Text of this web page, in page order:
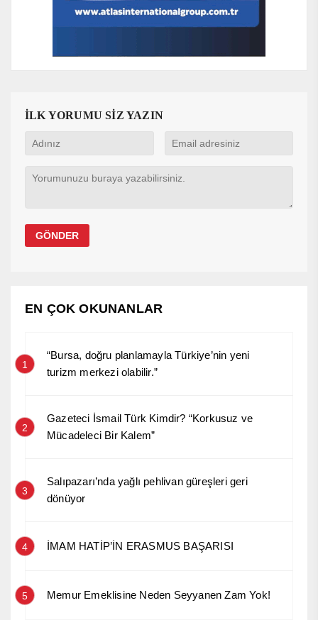
İLK YORUMU SİZ YAZIN
EN ÇOK OKUNANLAR
1
“Bursa, doğru planlamayla Türkiye’nin yeni
turizm merkezi olabilir.”
2
Gazeteci İsmail Türk Kimdir? “Korkusuz ve
Mücadeleci Bir Kalem”
3
Salıpazarı’nda yağlı pehlivan güreşleri geri
dönüyor
4 İMAM HATİP’İN ERASMUS BAŞARISI
5 Memur Emeklisine Neden Seyyanen Zam Yok!